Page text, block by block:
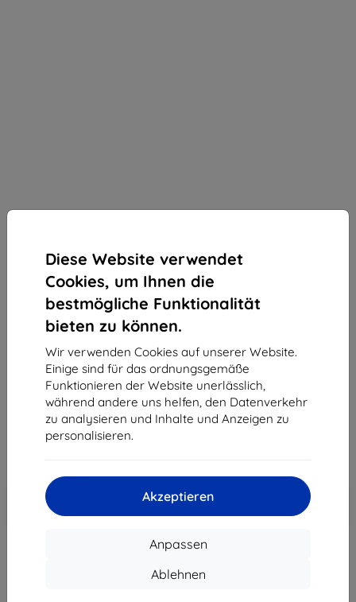
Diese Website verwendet
Cookies, um Ihnen die
bestmögliche Funktionalität
bieten zu können.
Wir verwenden Cookies auf unserer Website.
Einige sind für das ordnungsgemäße
Funktionieren der Website unerlässlich,
während andere uns helfen, den Datenverkehr
zu analysieren und Inhalte und Anzeigen zu
personalisieren.
Akzeptieren
Anpassen
Ablehnen
Spigen SafeView 1 Stück - MacBook Pro 16" M4
2024/M3 2023/M2 2023/M1 2021 (AFL06157)
Geeignet für: Apple MacBook Pro 16
Produktbeschreibung
50,90 €
45,80 €
-10%
Rabatt mit Gutschein
Warenkorb